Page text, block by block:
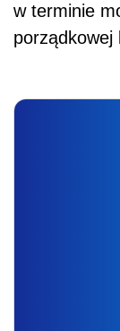
w terminie
porządkowej